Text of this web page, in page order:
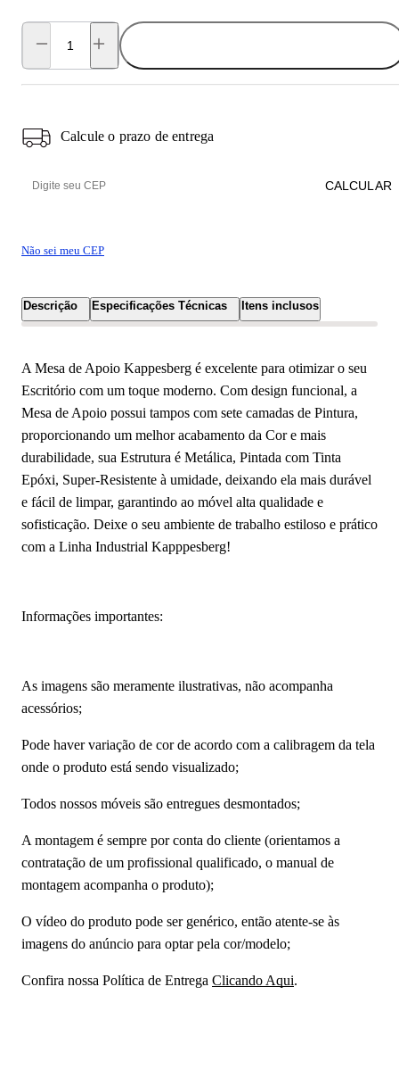
Calcule o prazo de entrega
Não sei meu CEP
CALCULAR
Descrição Especificações Técnicas Itens inclusos
A Mesa de Apoio Kappesberg é excelente para otimizar o seu
Escritório com um toque moderno. Com design funcional, a
Mesa de Apoio possui tampos com sete camadas de Pintura,
proporcionando um melhor acabamento da Cor e mais
durabilidade, sua Estrutura é Metálica, Pintada com Tinta
Epóxi, Super-Resistente à umidade, deixando ela mais durável
e fácil de limpar, garantindo ao móvel alta qualidade e
sofisticação. Deixe o seu ambiente de trabalho estiloso e prático
com a Linha Industrial Kapppesberg!
Informações importantes:
As imagens são meramente ilustrativas, não acompanha
acessórios;
Pode haver variação de cor de acordo com a calibragem da tela
onde o produto está sendo visualizado;
Todos nossos móveis são entregues desmontados;
A montagem é sempre por conta do cliente (orientamos a
contratação de um profissional qualificado, o manual de
montagem acompanha o produto);
O vídeo do produto pode ser genérico, então atente-se às
imagens do anúncio para optar pela cor/modelo;
Confira nossa Política de Entrega Clicando Aqui.